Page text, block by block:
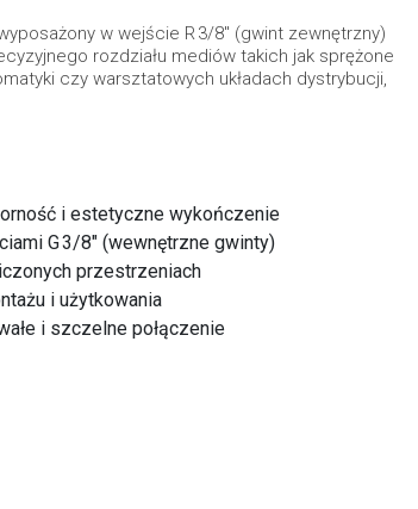
w wejście R 3/8″ (gwint zewnętrzny)
rozdziału mediów takich jak sprężone
czy warsztatowych układach dystrybucji,
i estetyczne wykończenie
G 3/8″ (wewnętrzne gwinty)
przestrzeniach
i użytkowania
i szczelne połączenie